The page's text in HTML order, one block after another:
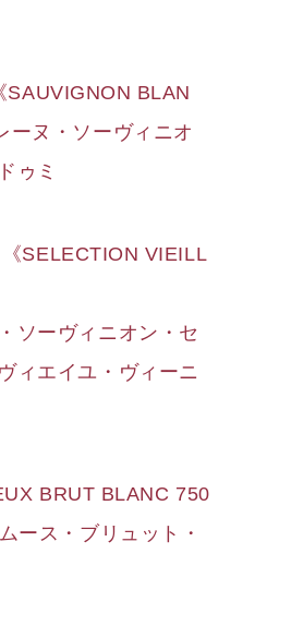
SAUVIGNON BLAN
ヌ・ソーヴィニオ
ゥミ
SELECTION VIEILL
ソーヴィニオン・セ
ィエイユ・ヴィーニ
BRUT BLANC 750
ース・ブリュット・